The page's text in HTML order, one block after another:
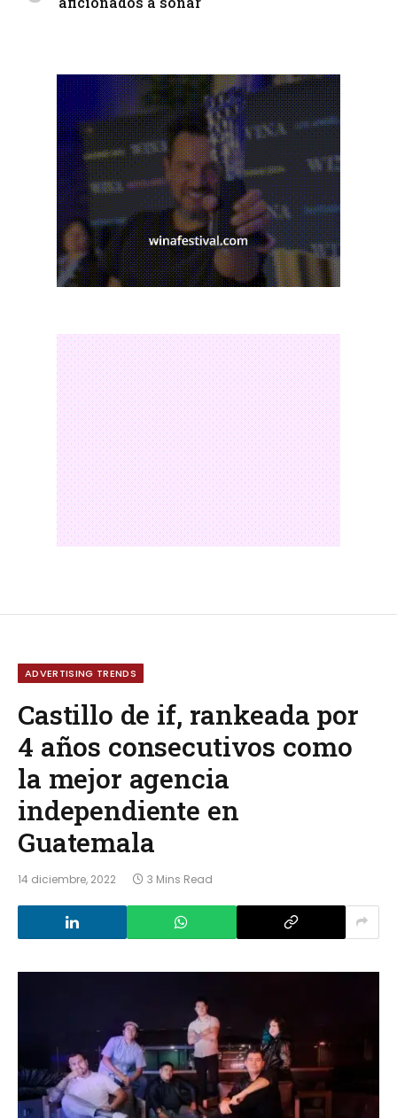
ADVERTISING TRENDS
Castillo de if, rankeada por
4 años consecutivos como
la mejor agencia
independiente en
Guatemala
14 diciembre, 2022 3 Mins Read